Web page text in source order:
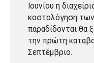
Ιουνίου η
κοστολόγηση
παραδίδονται θα
την πρώτη
Σεπτέμβριο.